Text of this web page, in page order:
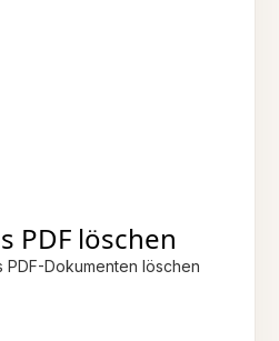
PDF löschen
PDF-Dokumenten löschen